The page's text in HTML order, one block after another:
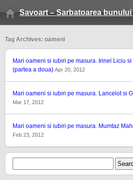
Savoart – Sarbatoarea
Tag Archives: oameni
Mari oameni si iubiri pe masura. Irinel Liciu
(partea a doua) Apr 20, 2012
Mari oameni si iubiri pe masura. Lancelot si
Mar 17, 2012
Mari oameni si iubiri pe masura. Mumtaz
Feb 23, 2012